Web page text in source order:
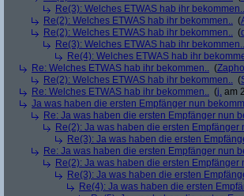
Re(3): Welches ETWAS hab ihr bekommen..
Re(2): Welches ETWAS hab ihr bekommen.. (
Re(2): Welches ETWAS hab ihr bekommen.. (
Re(3): Welches ETWAS hab ihr bekommen..
Re(4): Welches ETWAS hab ihr
Re: Welches ETWAS hab ihr bekommen.. (
Re(2): Welches ETWAS hab ihr bekommen.. (
Re: Welches ETWAS hab ihr bekommen.. (j. am
Ja was haben die ersten Empfänger nun
Re: Ja was haben die ersten Empfänger nun
Re(2): Ja was haben die ersten Empfänger
Re(3): Ja was haben die ersten
Re: Ja was haben die ersten Empfänger nun
Re(2): Ja was haben die ersten Empfänger
Re(3): Ja was haben die ersten
Re(4): Ja was haben die ersten